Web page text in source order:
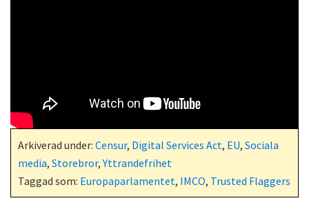
Arkiverad under: Censur, Digital Services Act, EU, Sociala
media, Storebror,Yttrandefrihet
Taggad som: Europaparlamentet, IMCO, Trusted Flaggers